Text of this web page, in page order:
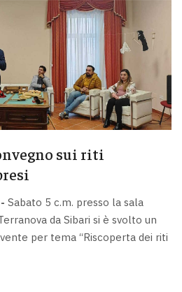
sui riti
Sabato 5 c.m. presso la sala
da Sibari si è svolto un
per tema “Riscoperta dei riti